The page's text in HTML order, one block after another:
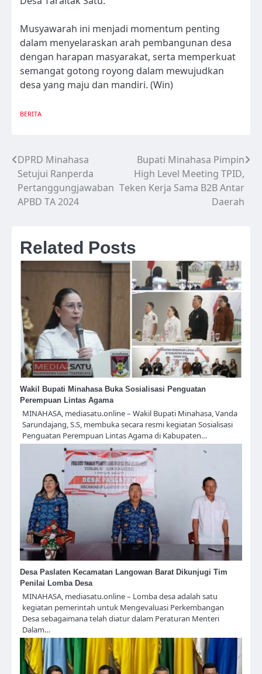
Musyawarah ini menjadi momentum penting
dalam menyelaraskan arah pembangunan desa
dengan harapan masyarakat, serta memperkuat
semangat gotong royong dalam mewujudkan
desa yang maju dan mandiri. (Win)
BERITA
Navigasi
pos
DPRD Minahasa
Setujui Ranperda
Pertanggungjawaban
APBD TA 2024
Bupati Minahasa Pimpin
High Level Meeting TPID,
Teken Kerja Sama B2B Antar
Daerah
Related Posts
Wakil Bupati Minahasa Buka Sosialisasi Penguatan
Perempuan Lintas Agama
MINAHASA, mediasatu.online – Wakil Bupati Minahasa, Vanda
Sarundajang, S.S, membuka secara resmi kegiatan Sosialisasi
Penguatan Perempuan Lintas Agama di Kabupaten…
Desa Paslaten Kecamatan Langowan Barat Dikunjugi Tim
Penilai Lomba Desa
MINAHASA, mediasatu.online – Lomba desa adalah satu
kegiatan pemerintah untuk Mengevaluasi Perkembangan
Desa sebagaimana telah diatur dalam Peraturan Menteri
Dalam…